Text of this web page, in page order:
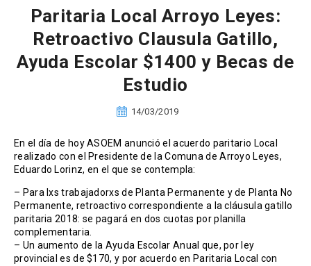
Paritaria Local Arroyo Leyes:
Retroactivo Clausula Gatillo,
Ayuda Escolar $1400 y Becas de
Estudio
14/03/2019
En el día de hoy ASOEM anunció el acuerdo paritario Local
realizado con el Presidente de la Comuna de Arroyo Leyes,
Eduardo Lorinz, en el que se contempla:
– Para lxs trabajadorxs de Planta Permanente y de Planta No
Permanente, retroactivo correspondiente a la cláusula gatillo
paritaria 2018: se pagará en dos cuotas por planilla
complementaria.
– Un aumento de la Ayuda Escolar Anual que, por ley
provincial es de $170, y por acuerdo en Paritaria Local con